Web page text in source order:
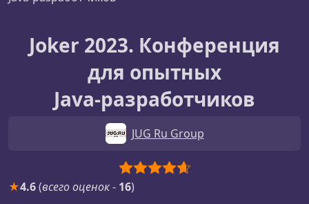
Joker 2023. Конференция
для опытных
Java‑разработчиков
JUG Ru Group
★4.6(всего оценок- 16)